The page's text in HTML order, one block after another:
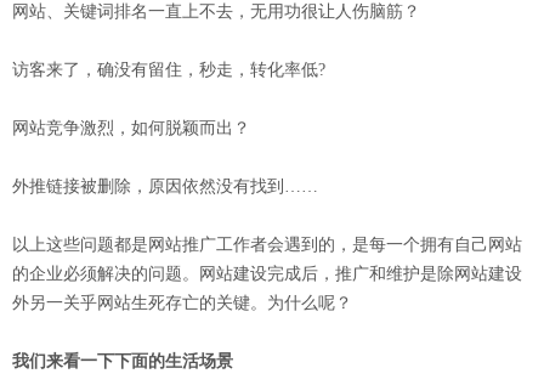
网站、关键词排名一直上不去，无用功很让人伤脑筋？
访客来了，确没有留住，秒走，转化率低?
网站竞争激烈，如何脱颖而出？
外推链接被删除，原因依然没有找到……
以上这些问题都是网站推广工作者会遇到的，是每一个拥有自己网站
的企业必须解决的问题。网站建设完成后，推广和维护是除网站建设
外另一关乎网站生死存亡的关键。为什么呢？
我们来看一下下面的生活场景